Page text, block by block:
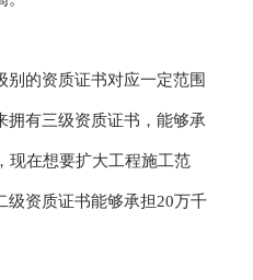
的资质证书对应一定范围
拥有三级资质证书，能够承
现在想要扩大工程施工范
级资质证书能够承担20万千